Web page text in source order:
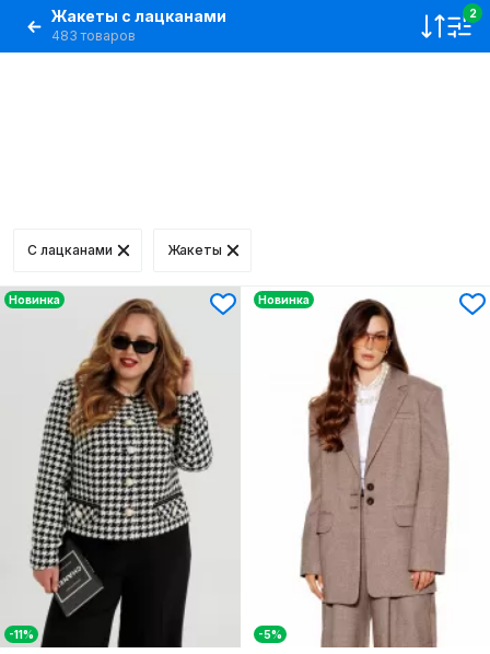
Жакеты с лацканами
483 товаров
2
С лацканами Жакеты
Новинка
-11%
Новинка
-5%